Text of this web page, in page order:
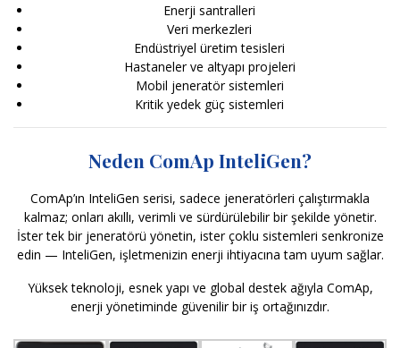
Enerji santralleri
Veri merkezleri
Endüstriyel üretim tesisleri
Hastaneler ve altyapı projeleri
Mobil jeneratör sistemleri
Kritik yedek güç sistemleri
Neden ComAp InteliGen?
ComAp’ın InteliGen serisi, sadece jeneratörleri çalıştırmakla
kalmaz; onları akıllı, verimli ve sürdürülebilir bir şekilde yönetir.
İster tek bir jeneratörü yönetin, ister çoklu sistemleri senkronize
edin — InteliGen, işletmenizin enerji ihtiyacına tam uyum sağlar.
Yüksek teknoloji, esnek yapı ve global destek ağıyla ComAp,
enerji yönetiminde güvenilir bir iş ortağınızdır.